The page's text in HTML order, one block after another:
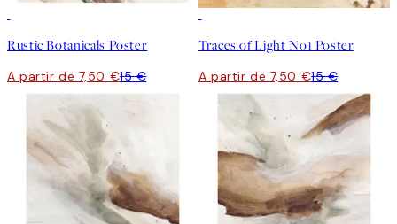
Rustic Botanicals Poster
A partir de 7,50 €15 €
Traces of Light No1 Poster
A partir de 7,50 €15 €